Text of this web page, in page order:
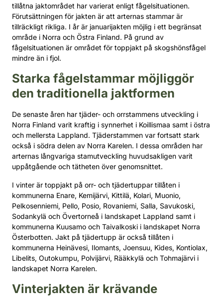
tillåtna jaktområdet har varierat enligt fågelsituationen.
Förutsättningen för jakten är att arternas stammar är
tillräckligt rikliga. I år är januarijakten möjlig i ett begränsat
område i Norra och Östra Finland. På grund av
fågelsituationen är området för toppjakt på skogshönsfågel
mindre än i fjol.
Starka fågelstammar möjliggör
den traditionella jaktformen
De senaste åren har tjäder- och orrstammens utveckling i
Norra Finland varit kraftig i synnerhet i Koillismaa samt i östra
och mellersta Lappland. Tjäderstammen var fortsatt stark
också i södra delen av Norra Karelen. I dessa områden har
arternas långvariga stamutveckling huvudsakligen varit
uppåtgående och tätheten över genomsnittet.
I vinter är toppjakt på orr- och tjädertuppar tillåten i
kommunerna Enare, Kemijärvi, Kittilä, Kolari, Muonio,
Pelkosenniemi, Pello, Posio, Rovaniemi, Salla, Savukoski,
Sodankylä och Övertorneå i landskapet Lappland samt i
kommunerna Kuusamo och Taivalkoski i landskapet Norra
Österbotten. Jakt på tjädertupp är också tillåten i
kommunerna Heinävesi, Ilomants, Joensuu, Kides, Kontiolax,
Libelits, Outokumpu, Polvijärvi, Rääkkylä och Tohmajärvi i
landskapet Norra Karelen.
Vinterjakten är krävande